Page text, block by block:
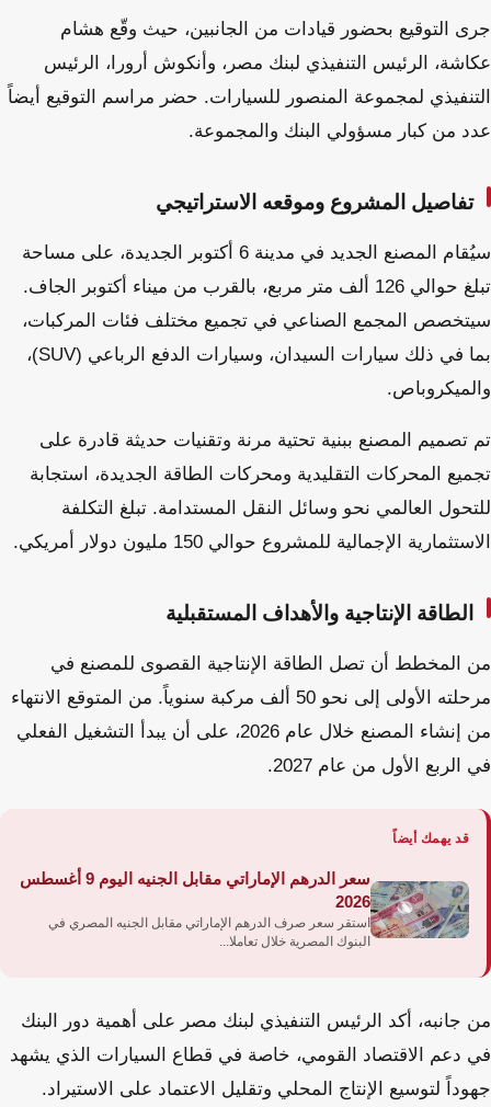
جرى التوقيع بحضور قيادات من الجانبين، حيث وقّع هشام
عكاشة، الرئيس التنفيذي لبنك مصر، وأنكوش أرورا، الرئيس
التنفيذي لمجموعة المنصور للسيارات. حضر مراسم التوقيع أيضاً
عدد من كبار مسؤولي البنك والمجموعة.
تفاصيل المشروع وموقعه الاستراتيجي
سيُقام المصنع الجديد في مدينة 6 أكتوبر الجديدة، على مساحة
تبلغ حوالي 126 ألف متر مربع، بالقرب من ميناء أكتوبر الجاف.
سيتخصص المجمع الصناعي في تجميع مختلف فئات المركبات،
بما في ذلك سيارات السيدان، وسيارات الدفع الرباعي (SUV)،
والميكروباص.
تم تصميم المصنع ببنية تحتية مرنة وتقنيات حديثة قادرة على
تجميع المحركات التقليدية ومحركات الطاقة الجديدة، استجابة
للتحول العالمي نحو وسائل النقل المستدامة. تبلغ التكلفة
الاستثمارية الإجمالية للمشروع حوالي 150 مليون دولار أمريكي.
الطاقة الإنتاجية والأهداف المستقبلية
من المخطط أن تصل الطاقة الإنتاجية القصوى للمصنع في
مرحلته الأولى إلى نحو 50 ألف مركبة سنوياً. من المتوقع الانتهاء
من إنشاء المصنع خلال عام 2026، على أن يبدأ التشغيل الفعلي
في الربع الأول من عام 2027.
قد يهمك أيضاً
سعر الدرهم الإماراتي مقابل الجنيه اليوم 9 أغسطس
2026
استقر سعر صرف الدرهم الإماراتي مقابل الجنيه المصري في
البنوك المصرية خلال تعاملا...
من جانبه، أكد الرئيس التنفيذي لبنك مصر على أهمية دور البنك
في دعم الاقتصاد القومي، خاصة في قطاع السيارات الذي يشهد
جهوداً لتوسيع الإنتاج المحلي وتقليل الاعتماد على الاستيراد.